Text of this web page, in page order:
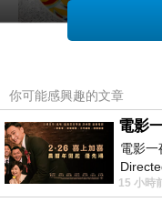
中午跟阿嬤一
被周媽臨時約
為我是跑哪裡
你可能感興趣的文章
電影
15 小時